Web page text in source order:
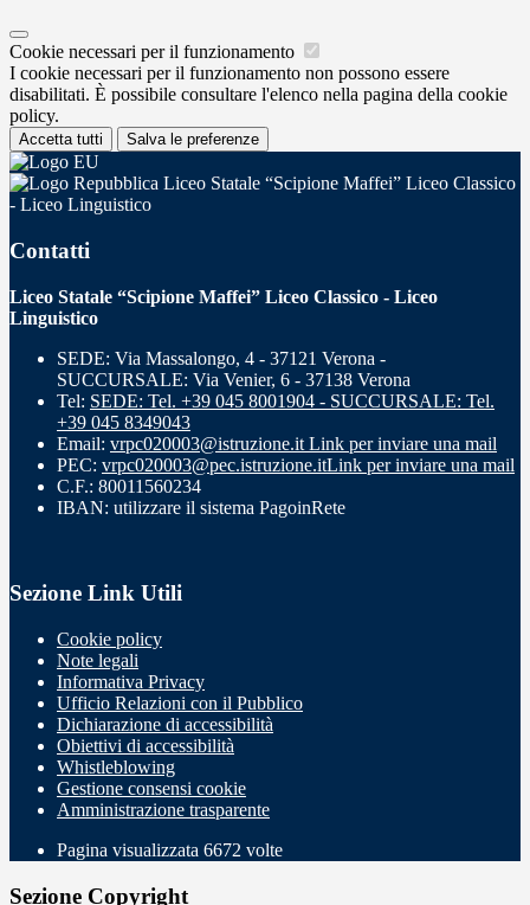
Cookie necessari per il funzionamento
I cookie necessari per il funzionamento non possono essere
disabilitati. È possibile consultare l'elenco nella pagina della cookie
policy.
Accetta tutti Salva le preferenze
Liceo Statale “Scipione Maffei” Liceo Classico
- Liceo Linguistico
Contatti
Liceo Statale “Scipione Maffei” Liceo Classico - Liceo
Linguistico
SEDE: Via Massalongo, 4 - 37121 Verona -
SUCCURSALE: Via Venier, 6 - 37138 Verona
Tel: SEDE: Tel. +39 045 8001904 - SUCCURSALE: Tel.
+39 045 8349043
Email: vrpc020003@istruzione.it Link per inviare una mail
PEC: vrpc020003@pec.istruzione.itLink per inviare una mail
C.F.: 80011560234
IBAN: utilizzare il sistema PagoinRete
Sezione Link Utili
Cookie policy
Note legali
Informativa Privacy
Ufficio Relazioni con il Pubblico
Dichiarazione di accessibilità
Obiettivi di accessibilità
Whistleblowing
Gestione consensi cookie
Amministrazione trasparente
Pagina visualizzata 6672 volte
Sezione Copyright